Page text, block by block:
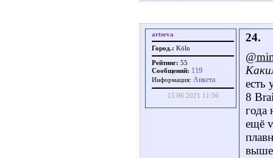
artseva
Город.: Köln
Рейтинг: 55
Сообщений: 119
Информация: Aнкета
15.06.2021 11:56
24.
есть
8
года
ещё